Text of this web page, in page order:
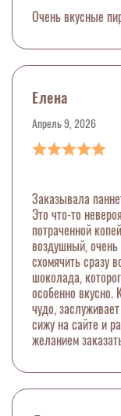
Очень вкусные
Елена
Апрель 9, 2026
Заказывала
Это что-то
потраченной
воздушный,
схомячить сразу
шоколада,
особенно вкусно.
чудо,
сижу на сайте и
желанием